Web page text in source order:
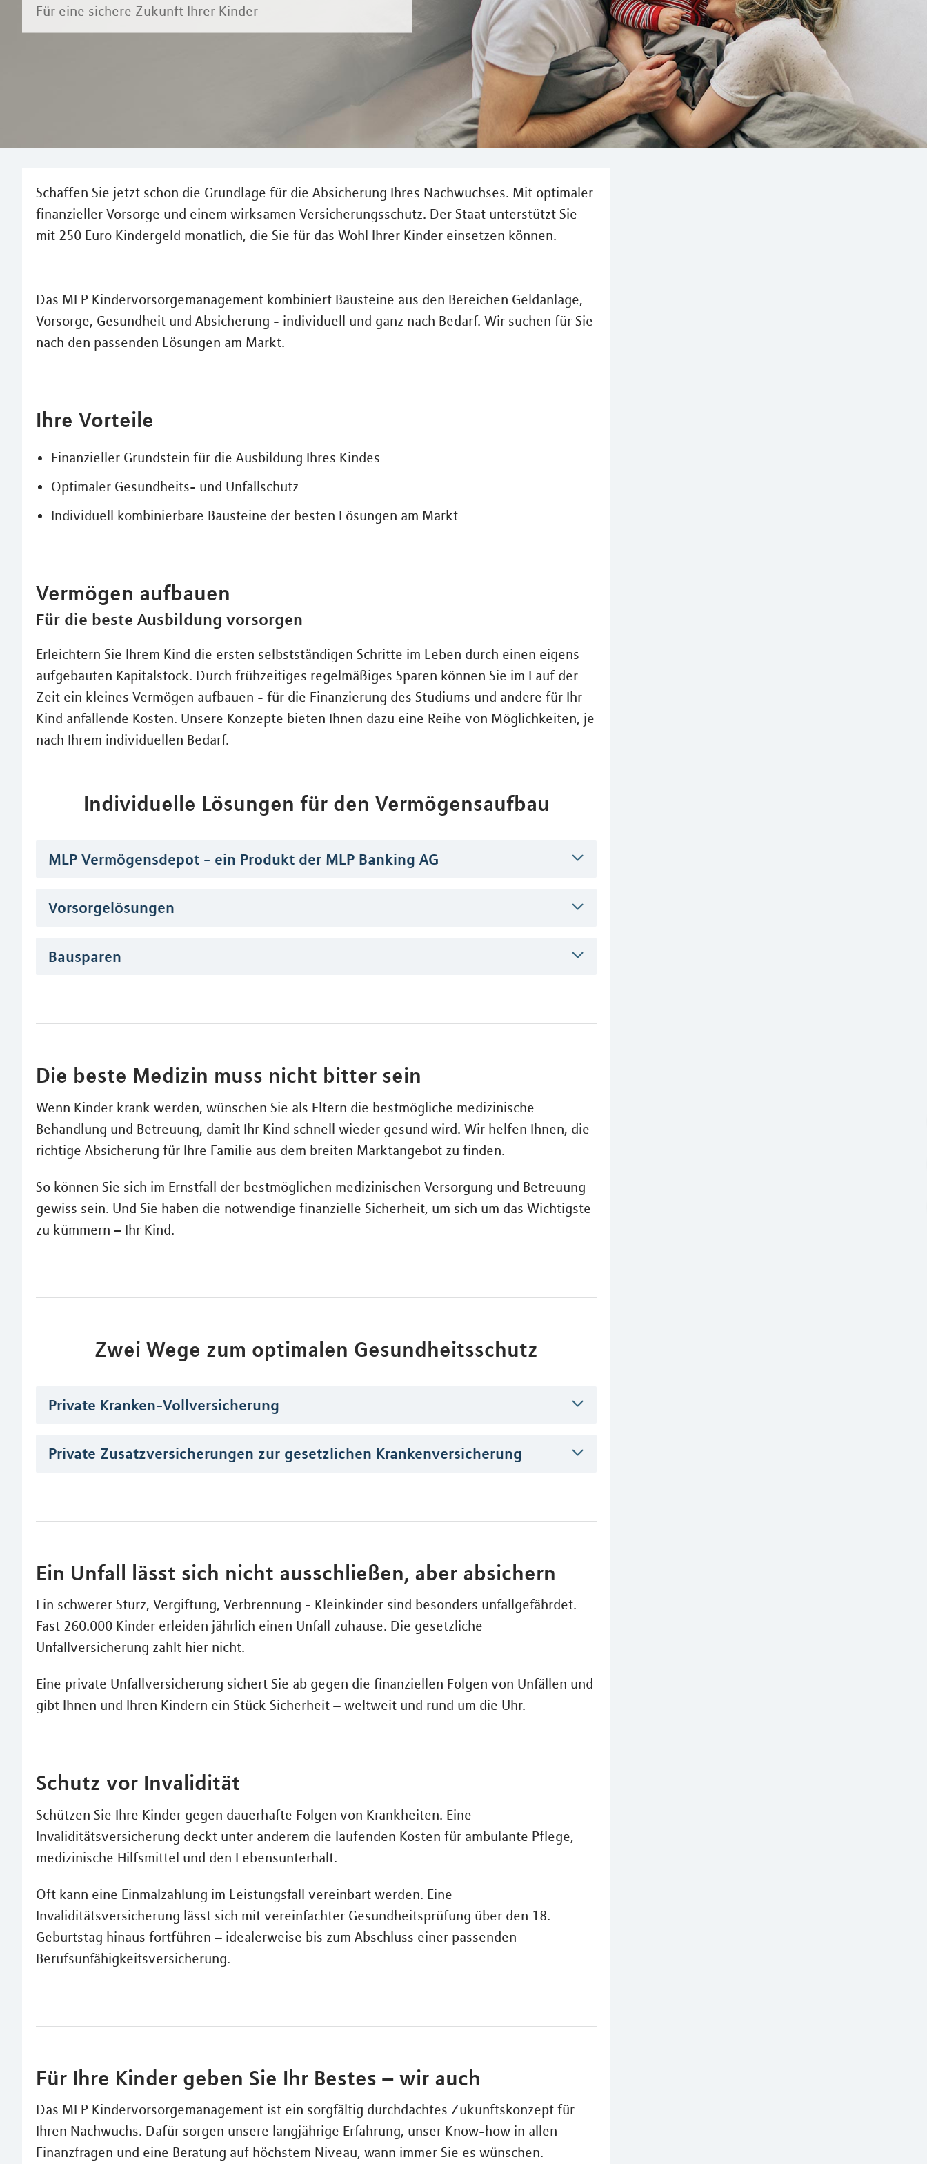
Für eine sichere Zukunft Ihrer Kinder
Schaffen Sie jetzt schon die Grundlage für die Absicherung Ihres Nachwuchses. Mit optimaler
finanzieller Vorsorge und einem wirksamen Versicherungsschutz. Der Staat unterstützt Sie
mit 250 Euro Kindergeld monatlich, die Sie für das Wohl Ihrer Kinder einsetzen können.
Das MLP Kindervorsorgemanagement kombiniert Bausteine aus den Bereichen Geldanlage,
Vorsorge, Gesundheit und Absicherung - individuell und ganz nach Bedarf. Wir suchen für Sie
nach den passenden Lösungen am Markt.
Ihre Vorteile
Finanzieller Grundstein für die Ausbildung Ihres Kindes
Optimaler Gesundheits- und Unfallschutz
Individuell kombinierbare Bausteine der besten Lösungen am Markt
Vermögen aufbauen
Für die beste Ausbildung vorsorgen
Erleichtern Sie Ihrem Kind die ersten selbstständigen Schritte im Leben durch einen eigens
aufgebauten Kapitalstock. Durch frühzeitiges regelmäßiges Sparen können Sie im Lauf der
Zeit ein kleines Vermögen aufbauen - für die Finanzierung des Studiums und andere für Ihr
Kind anfallende Kosten. Unsere Konzepte bieten Ihnen dazu eine Reihe von Möglichkeiten, je
nach Ihrem individuellen Bedarf.
Individuelle Lösungen für den Vermögensaufbau
MLP Vermögensdepot - ein Produkt der MLP Banking AG
Vorsorgelösungen
Bausparen
Die beste Medizin muss nicht bitter sein
Wenn Kinder krank werden, wünschen Sie als Eltern die bestmögliche medizinische
Behandlung und Betreuung, damit Ihr Kind schnell wieder gesund wird. Wir helfen Ihnen, die
richtige Absicherung für Ihre Familie aus dem breiten Marktangebot zu finden.
So können Sie sich im Ernstfall der bestmöglichen medizinischen Versorgung und Betreuung
gewiss sein. Und Sie haben die notwendige finanzielle Sicherheit, um sich um das Wichtigste
zu kümmern – Ihr Kind.
Zwei Wege zum optimalen Gesundheitsschutz
Private Kranken-Vollversicherung
Private Zusatzversicherungen zur gesetzlichen Krankenversicherung
Ein Unfall lässt sich nicht ausschließen, aber absichern
Ein schwerer Sturz, Vergiftung, Verbrennung - Kleinkinder sind besonders unfallgefährdet.
Fast 260.000 Kinder erleiden jährlich einen Unfall zuhause. Die gesetzliche
Unfallversicherung zahlt hier nicht.
Eine private Unfallversicherung sichert Sie ab gegen die finanziellen Folgen von Unfällen und
gibt Ihnen und Ihren Kindern ein Stück Sicherheit – weltweit und rund um die Uhr.
Schutz vor Invalidität
Schützen Sie Ihre Kinder gegen dauerhafte Folgen von Krankheiten. Eine
Invaliditätsversicherung deckt unter anderem die laufenden Kosten für ambulante Pflege,
medizinische Hilfsmittel und den Lebensunterhalt.
Oft kann eine Einmalzahlung im Leistungsfall vereinbart werden. Eine
Invaliditätsversicherung lässt sich mit vereinfachter Gesundheitsprüfung über den 18.
Geburtstag hinaus fortführen – idealerweise bis zum Abschluss einer passenden
Berufsunfähigkeitsversicherung.
Für Ihre Kinder geben Sie Ihr Bestes – wir auch
Das MLP Kindervorsorgemanagement ist ein sorgfältig durchdachtes Zukunftskonzept für
Ihren Nachwuchs. Dafür sorgen unsere langjährige Erfahrung, unser Know-how in allen
Finanzfragen und eine Beratung auf höchstem Niveau, wann immer Sie es wünschen.